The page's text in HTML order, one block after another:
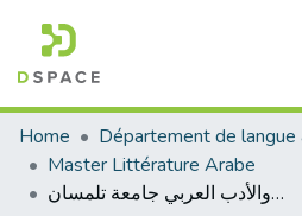
Communities & Collections
All of DSpace
Statistics
Home
Master Littérature Arabe
تعليميّة اللّسانيات التطبيقية في مقرّرات التعليم العالي قسم اللغة والأدب العربي جامعة تلمسان